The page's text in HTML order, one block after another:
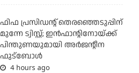
ഫിഫ പ്രസിഡന്റ് തെരഞ്ഞെടുപ്പിന്
മുന്നേ ട്വിസ്റ്റ്; ഇന്‍ഫാന്റിനോയ്ക്ക്
പിന്തുണയുമായി അര്‍ജന്റീന
ഫുട്‌ബോള്‍
4 hours ago